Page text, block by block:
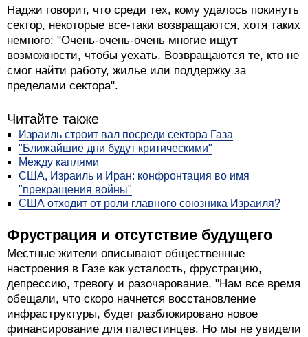
Наджи говорит, что среди тех, кому удалось покинуть
сектор, некоторые все-таки возвращаются, хотя таких
немного: "Очень-очень-очень многие ищут
возможности, чтобы уехать. Возвращаются те, кто не
смог найти работу, жилье или поддержку за
пределами сектора".
Читайте также
Израиль строит вал посреди сектора Газа
"Ближайшие дни будут критическими"
Между каплями
США, Израиль и Иран: конфронтация во имя
"прекращения войны"
США отходит от роли главного союзника Израиля?
Фрустрация и отсутствие будущего
Местные жители описывают общественные
настроения в Газе как усталость, фрустрацию,
депрессию, тревогу и разочарование. "Нам все время
обещали, что скоро начнется восстановление
инфраструктуры, будет разблокировано новое
финансирование для палестинцев. Но мы не увидели